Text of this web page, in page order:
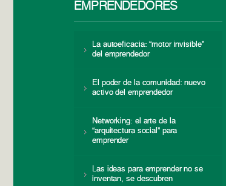
EMPRENDEDORES
La autoeficacia: “motor invisible”
del emprendedor
El poder de la comunidad: nuevo
activo del emprendedor
Networking: el arte de la
“arquitectura social” para
emprender
Las ideas para emprender no se
inventan, se descubren